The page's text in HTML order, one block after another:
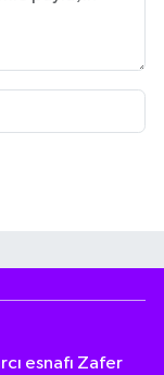
esnafı Zafer